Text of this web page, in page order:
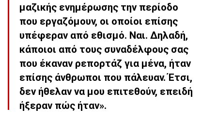
μαζικής ενημέρωσης την περίοδο
που εργαζόμουν, οι οποίοι επίσης
υπέφεραν από εθισμό. Ναι. Δηλαδή,
κάποιοι από τους συναδέλφους σας
που έκαναν ρεπορτάζ για μένα, ήταν
επίσης άνθρωποι που πάλευαν. Έτσι,
δεν ήθελαν να μου επιτεθούν, επειδή
ήξεραν πώς ήταν».